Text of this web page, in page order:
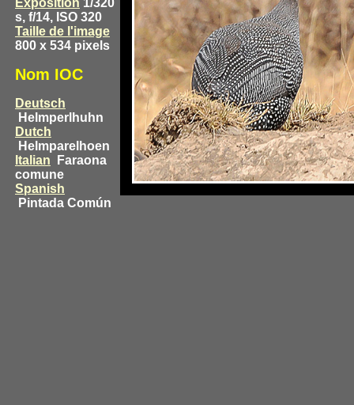
Exposition 1/320
s, f/14, ISO 320
Taille de l'image
800 x 534 pixels
Nom IOC
Deutsch
Helmperlhuhn
Dutch
Helmparelhoen
Italian
Faraona
comune
Spanish
Pintada Común